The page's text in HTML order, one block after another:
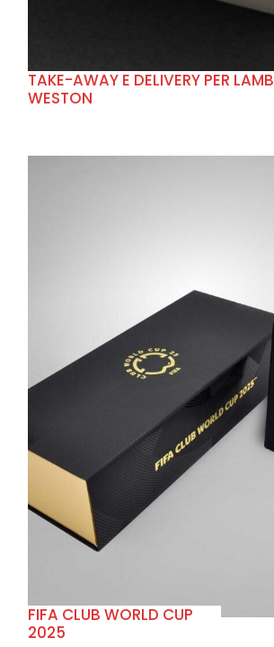
TAKE-AWAY E DELIVERY PER LAMB
WESTON
FIFA CLUB WORLD CUP
2025